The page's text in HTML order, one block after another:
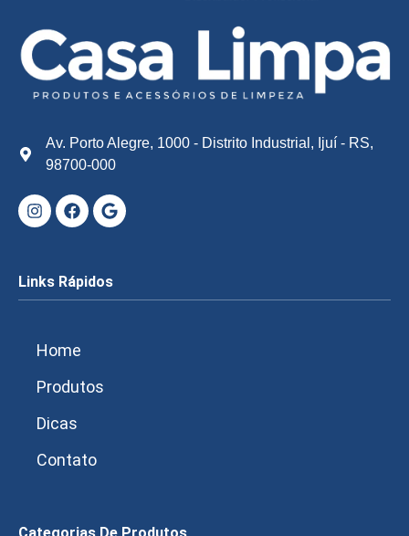
Av. Porto Alegre, 1000 - Distrito Industrial, Ijuí - RS,
98700-000
Links Rápidos
Home
Produtos
Dicas
Contato